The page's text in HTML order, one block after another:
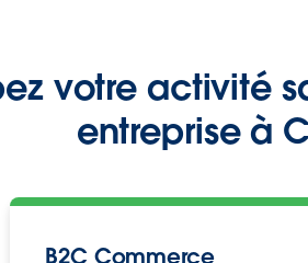
votre activité
entreprise à
B2C Commerce